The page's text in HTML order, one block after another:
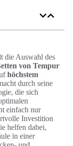
die Auswahl des
von Tempur
höchstem
durch seine
die sich
einfach nur
Investition
helfen dabei,
in einer